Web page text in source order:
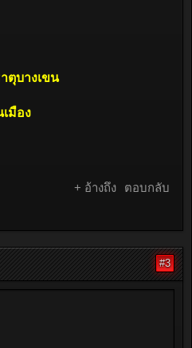
ตุบางเขน
มือง
+ อ้างถึง ตอบกลับ
#3